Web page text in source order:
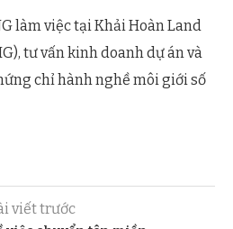
làm việc tại Khải Hoàn Land
tư vấn kinh doanh dự án và
chỉ hành nghề môi giới số
viết trước